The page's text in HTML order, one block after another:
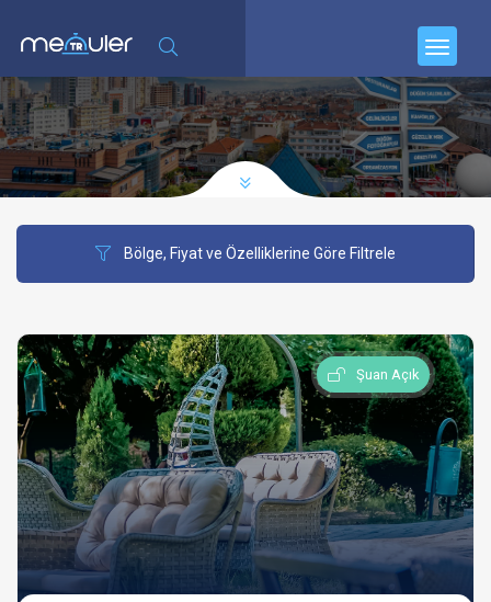
Bölge, Fiyat ve Özelliklerine Göre Filtrele
Şuan Açık